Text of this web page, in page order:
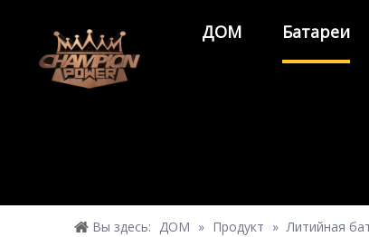
ДОМ Батареи
Вы здесь: ДОМ » Продукт » Литийная